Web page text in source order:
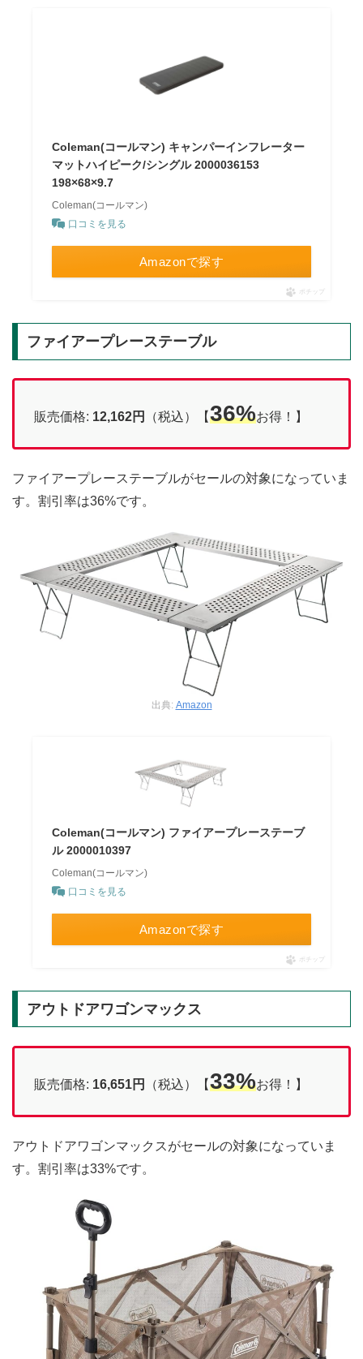
Coleman(コールマン) キャンパーインフレーター
マットハイピーク/シングル 2000036153
198×68×9.7
Coleman(コールマン)
口コミを見る
Amazonで探す
ポチップ
ファイアープレーステーブル
販売価格: 12,162円 （税込）【36%お得！】
ファイアープレーステーブルがセールの対象になっていま
す。割引率は36%です。
出典: Amazon
Coleman(コールマン) ファイアープレーステーブ
ル 2000010397
Coleman(コールマン)
口コミを見る
Amazonで探す
ポチップ
アウトドアワゴンマックス
販売価格: 16,651円 （税込）【33%お得！】
アウトドアワゴンマックスがセールの対象になっていま
す。割引率は33%です。